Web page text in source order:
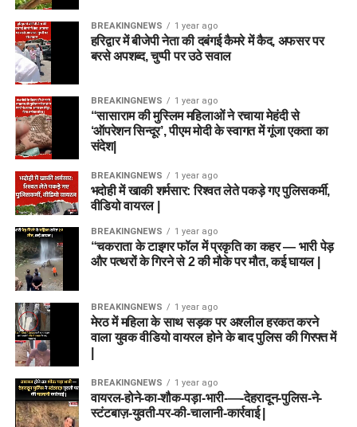
BREAKINGNEWS 1 year ago
हरिद्वार में बीजेपी नेता की दबंगई कैमरे में कैद, अफसर पर
बरसे अपशब्द, चुप्पी पर उठे सवाल
BREAKINGNEWS 1 year ago
“सासाराम की मुस्लिम महिलाओं ने रचाया मेहंदी से
‘ऑपरेशन सिन्दूर’, पीएम मोदी के स्वागत में गूंजा एकता का
संदेश|
BREAKINGNEWS 1 year ago
भदोही में खाकी शर्मसार: रिश्वत लेते पकड़े गए पुलिसकर्मी,
वीडियो वायरल |
BREAKINGNEWS 1 year ago
“चकराता के टाइगर फॉल में प्रकृति का कहर — भारी पेड़
और पत्थरों के गिरने से 2 की मौके पर मौत, कई घायल |
BREAKINGNEWS 1 year ago
मेरठ में महिला के साथ सड़क पर अश्लील हरकत करने
वाला युवक वीडियो वायरल होने के बाद पुलिस की गिरफ्त में
BREAKINGNEWS 1 year ago
वायरल-होने-का-शौक-पड़ा-भारी-—-देहरादून-पुलिस-ने-
स्टंटबाज़-युवती-पर-की-चालानी-कार्रवाई |